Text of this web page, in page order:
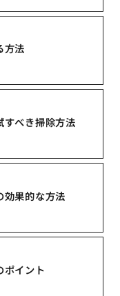
方法
すべき掃除方法
効果的な方法
ポイント